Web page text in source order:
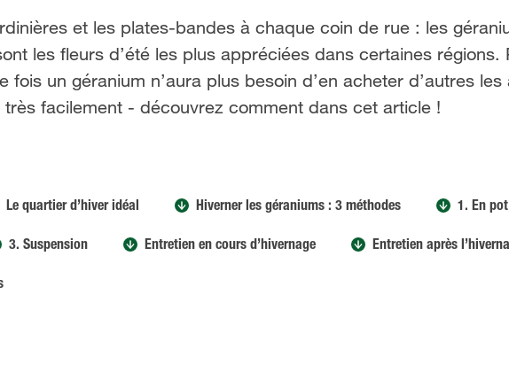
et les plates-bandes à chaque coin de rue : les
les fleurs d’été les plus appréciées dans certaines régions.
fois un géranium n’aura plus besoin d’en acheter d’autres les
très facilement - découvrez comment dans cet article !
Le quartier d’hiver idéal Hiverner les géraniums : 3 méthodes 1. En pot
3. Suspension Entretien en cours d’hivernage Entretien après